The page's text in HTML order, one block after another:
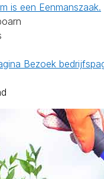
is een Eenmanszaak.
Bezoek